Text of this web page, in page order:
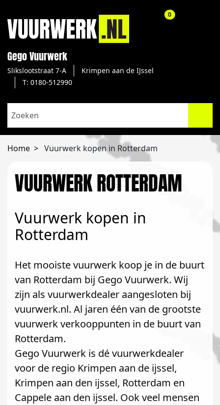
Gego Vuurwerk
Slikslootstraat 7-A
Krimpen aan de IJssel
T: 0180-512990
0aantal
Home Vuurwerk kopen in Rotterdam
VUURWERK ROTTERDAM
Vuurwerk kopen in
Rotterdam
Het mooiste vuurwerk koop je in de buurt
van Rotterdam bij Gego Vuurwerk. Wij
zijn als vuurwerkdealer aangesloten bij
vuurwerk.nl. Al jaren één van de grootste
vuurwerk verkooppunten in de buurt van
Rotterdam.
Gego Vuurwerk is dé vuurwerkdealer
voor de regio Krimpen aan de ijssel,
Krimpen aan den ijssel, Rotterdam en
Cappele aan den ijssel. Ook veel mensen